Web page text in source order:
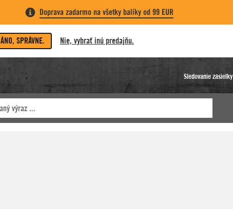
Doprava zadarmo na všetky balíky od 99 EUR
ÁNO, SPRÁVNE. Nie, vybrať inú predajňu.
Sledovanie zásielky